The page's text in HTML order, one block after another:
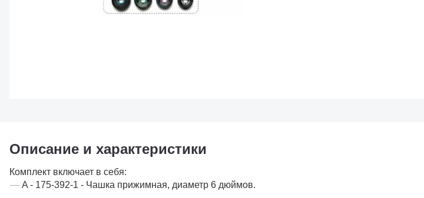
Описание и характеристики
Комплект включает в себя:
A - 175-392-1 - Чашка прижимная, диаметр 6 дюймов.